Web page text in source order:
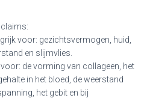
voor: gezichtsvermogen, huid,
en slijmvlies.
de vorming van collageen, het
in het bloed, de weerstand
het gebit en bij